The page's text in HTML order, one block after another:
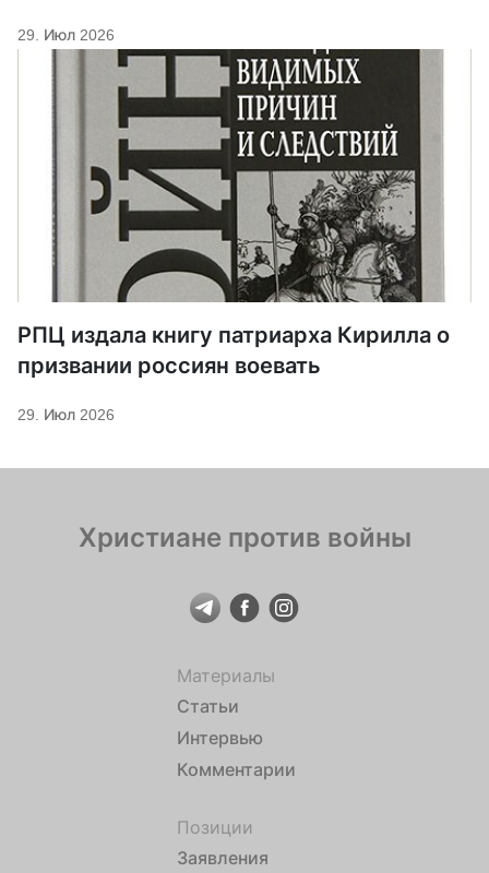
29. Июл 2026
РПЦ издала книгу патриарха Кирилла о
призвании россиян воевать
29. Июл 2026
Христиане против войны
Материалы
Статьи
Интервью
Комментарии
Позиции
Заявления